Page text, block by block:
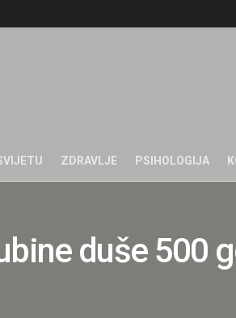
ZDRAVLJE PSIHOLOGIJA
duše 500